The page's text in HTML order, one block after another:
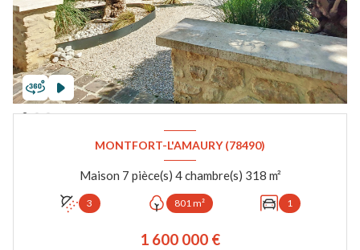
MONTFORT-L'AMAURY (78490)
Maison 7 pièce(s) 4 chambre(s) 318 m²
3 801 m² 1
1 600 000 €